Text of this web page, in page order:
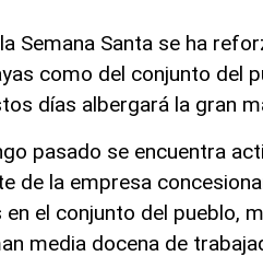
Semana Santa se ha
como del conjunto del
días albergará la gran
pasado se encuentra
de la empresa
en el conjunto del pueblo,
media docena de